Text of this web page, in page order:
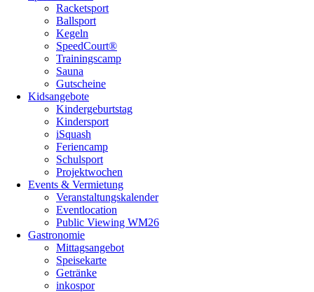
Racketsport
Ballsport
Kegeln
SpeedCourt®
Trainingscamp
Sauna
Gutscheine
Kidsangebote
Kindergeburtstag
Kindersport
iSquash
Feriencamp
Schulsport
Projektwochen
Events & Vermietung
Veranstaltungskalender
Eventlocation
Public Viewing WM26
Gastronomie
Mittagsangebot
Speisekarte
Getränke
inkospor